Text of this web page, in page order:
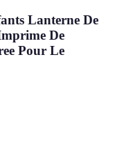
Lanterne De
De
Pour Le